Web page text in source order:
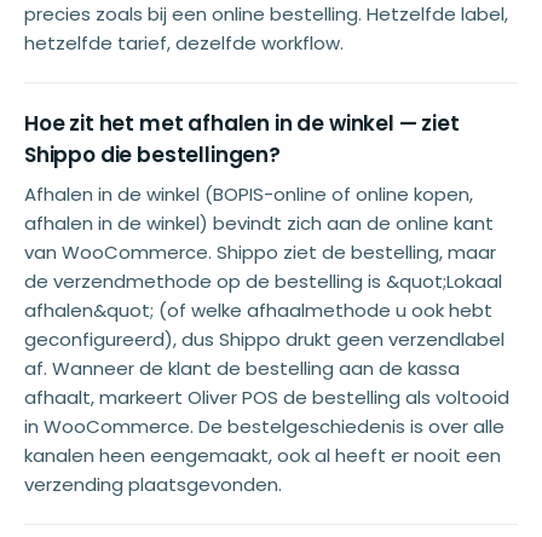
precies zoals bij een online bestelling. Hetzelfde label,
hetzelfde tarief, dezelfde workflow.
Hoe zit het met afhalen in de winkel — ziet
Shippo die bestellingen?
Afhalen in de winkel (BOPIS-online of online kopen,
afhalen in de winkel) bevindt zich aan de online kant
van WooCommerce. Shippo ziet de bestelling, maar
de verzendmethode op de bestelling is &quot;Lokaal
afhalen&quot; (of welke afhaalmethode u ook hebt
geconfigureerd), dus Shippo drukt geen verzendlabel
af. Wanneer de klant de bestelling aan de kassa
afhaalt, markeert Oliver POS de bestelling als voltooid
in WooCommerce. De bestelgeschiedenis is over alle
kanalen heen eengemaakt, ook al heeft er nooit een
verzending plaatsgevonden.